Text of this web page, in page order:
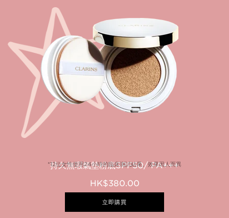
持久無瑕氣墊粉底SPF50/ PA+++
HK$380.00
立即購買
*12位女性使用24小時的臨床測試結果。效果因人而異